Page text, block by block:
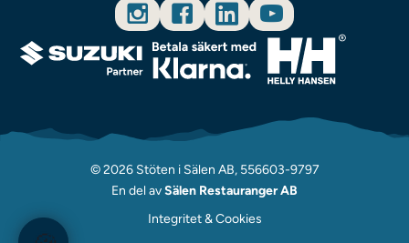
© 2026 Stöten i Sälen AB, 556603-9797
En del avSälen Restauranger AB
Integritet & Cookies